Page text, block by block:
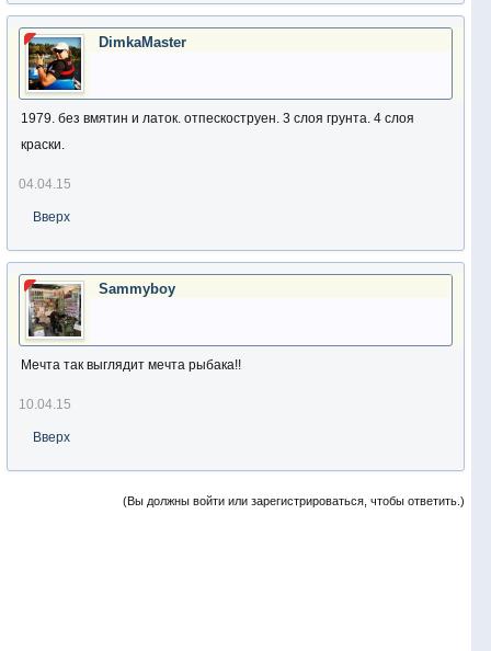
DimkaMaster
1979. без вмятин и латок. отпескоструен. 3 слоя грунта. 4 слоя
краски.
04.04.15
Вверх
Sammyboy
Мечта так выглядит мечта рыбака!!
10.04.15
Вверх
(Вы должны войти или зарегистрироваться, чтобы ответить.)